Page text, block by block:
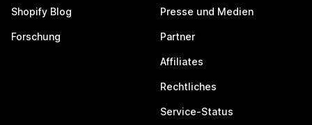
Shopify Blog
Forschung
Presse und Medien
Partner
Affiliates
Rechtliches
Service-Status